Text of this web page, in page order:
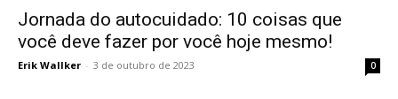
Jornada do autocuidado: 10 coisas que
você deve fazer por você hoje mesmo!
Erik Wallker - 3 de outubro de 2023 0